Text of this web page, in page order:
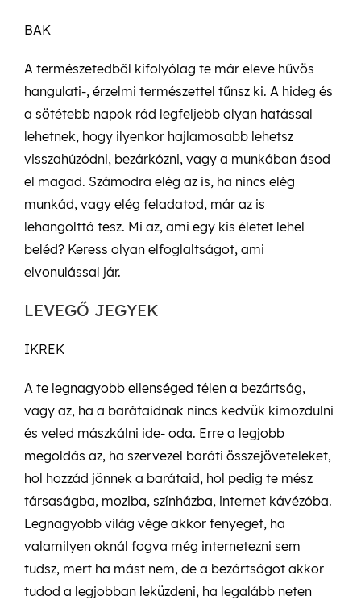
BAK
A természetedből kifolyólag te már eleve hűvös
hangulati-, érzelmi természettel tűnsz ki. A hideg és
a sötétebb napok rád legfeljebb olyan hatással
lehetnek, hogy ilyenkor hajlamosabb lehetsz
visszahúzódni, bezárkózni, vagy a munkában ásod
el magad. Számodra elég az is, ha nincs elég
munkád, vagy elég feladatod, már az is
lehangolttá tesz. Mi az, ami egy kis életet lehel
beléd? Keress olyan elfoglaltságot, ami
elvonulással jár.
LEVEGŐ JEGYEK
IKREK
A te legnagyobb ellenséged télen a bezártság,
vagy az, ha a barátaidnak nincs kedvük kimozdulni
és veled mászkálni ide- oda. Erre a legjobb
megoldás az, ha szervezel baráti összejöveteleket,
hol hozzád jönnek a barátaid, hol pedig te mész
társaságba, moziba, színházba, internet kávézóba.
Legnagyobb világ vége akkor fenyeget, ha
valamilyen oknál fogva még internetezni sem
tudsz, mert ha mást nem, de a bezártságot akkor
tudod a legjobban leküzdeni, ha legalább neten